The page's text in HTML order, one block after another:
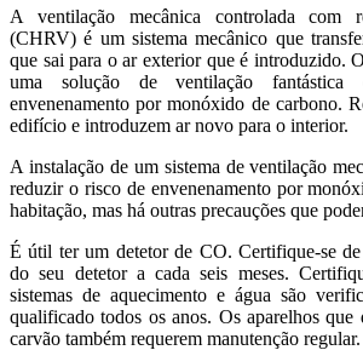
A ventilação mecânica controlada com
(CHRV) é um sistema mecânico que
que sai para o ar exterior que é introduzido.
uma solução de ventilação
envenenamento por monóxido de carbono.
edifício e introduzem ar novo para o interior.
A instalação de um sistema de ventilação
reduzir o risco de envenenamento por
habitação, mas há outras precauções que
É útil ter um detetor de CO. Certifique-se
do seu detetor a cada seis meses.
sistemas de aquecimento e água são
qualificado todos os anos. Os aparelhos que
carvão também requerem manutenção regular.